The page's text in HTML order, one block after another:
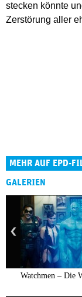
stecken könnte
Zerstörung aller
MEHR AUF EPD-
GALERIEN
Watchmen – Die